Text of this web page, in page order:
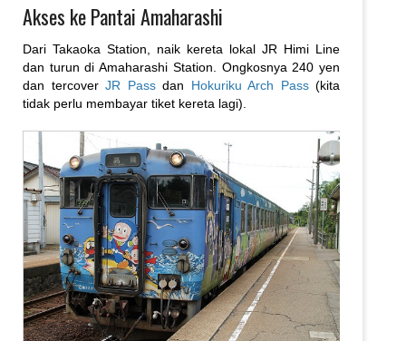
Akses ke Pantai Amaharashi
Dari Takaoka Station, naik kereta lokal JR Himi Line
dan turun di Amaharashi Station. Ongkosnya 240 yen
dan tercover JR Passdan Hokuriku Arch Pass(kita
tidak perlu membayar tiket kereta lagi).